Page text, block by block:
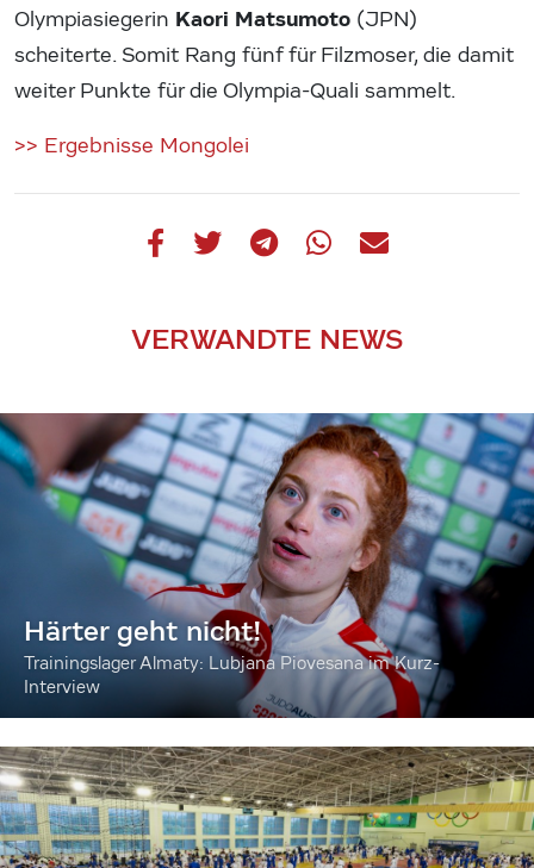
Olympiasiegerin Kaori Matsumoto (JPN)
scheiterte. Somit Rang fünf für Filzmoser, die damit
weiter Punkte für die Olympia-Quali sammelt.
>> Ergebnisse Mongolei
VERWANDTE NEWS
Härter geht nicht!
Trainingslager Almaty: Lubjana Piovesana im Kurz-
Interview